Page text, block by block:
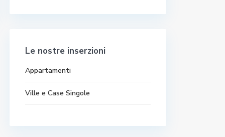
Le nostre inserzioni
Appartamenti
Ville e Case Singole